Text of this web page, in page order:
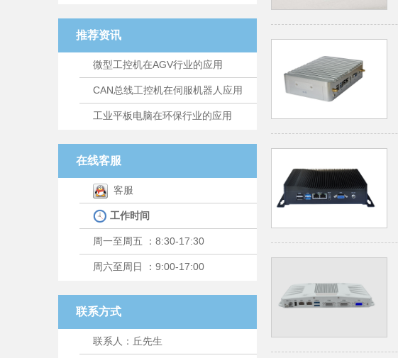
推荐资讯
微型工控机在AGV行业的应用
CAN总线工控机在伺服机器人应用
工业平板电脑在环保行业的应用
在线客服
客服
工作时间
周一至周五 ：8:30-17:30
周六至周日 ：9:00-17:00
联系方式
联系人：丘先生